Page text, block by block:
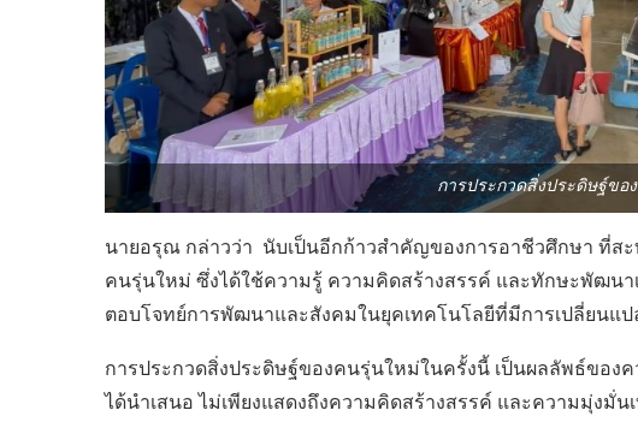
การประกวดสิ่งประดิษฐ์ขอ
นายอรุณ กล่าวว่า นับเป็นอีกก้าวสำคัญของการอาชีวศึกษา ที่ส
คนรุ่นใหม่ ซึ่งได้ใช้ความรู้ ความคิดสร้างสรรค์ และทักษะพัฒน
ตอบโจทย์การพัฒนาและสังคมในยุคเทคโนโลยีที่มีการเปลี่ยนแป
การประกวดสิ่งประดิษฐ์ของคนรุ่นใหม่ในครั้งนี้ เป็นผลลัพธ์ขอ
ได้นำเสนอ ไม่เพียงแสดงถึงความคิดสร้างสรรค์ และความมุ่งมั่